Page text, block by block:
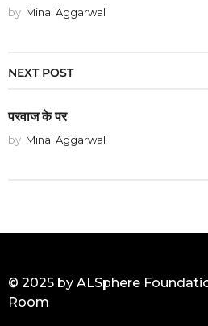
by Minal Aggarwal
NEXT POST
परवाज के पर
by Minal Aggarwal
© 2025 by ALSphere
Room